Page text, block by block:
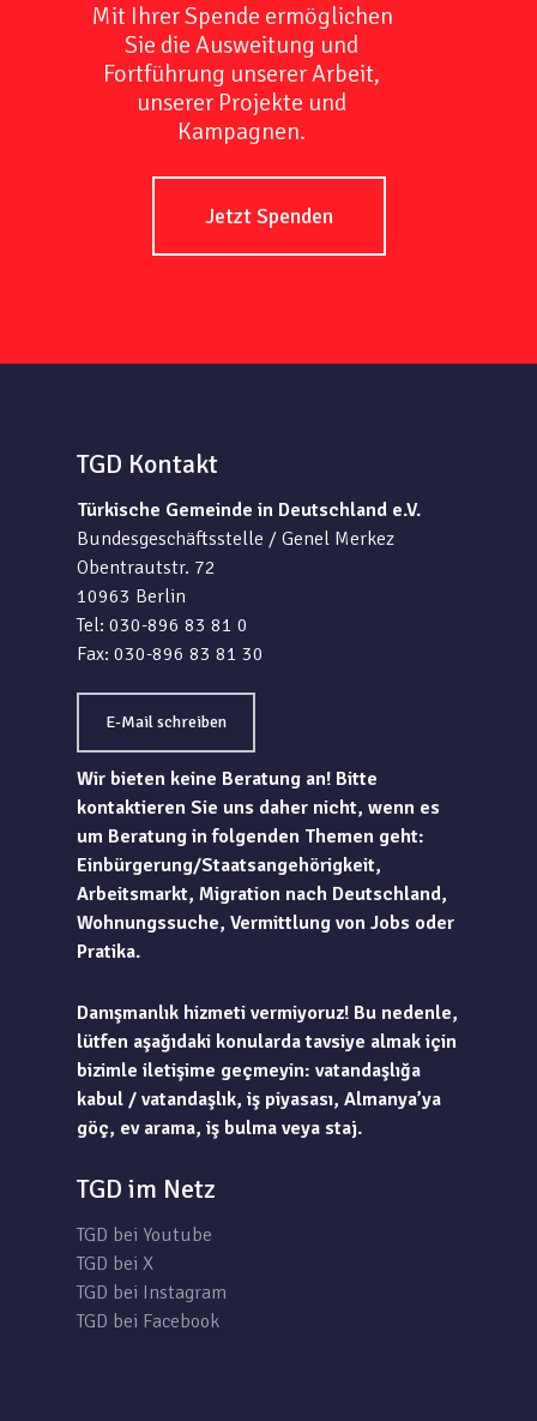
Mit Ihrer Spende ermöglichen
Sie die Ausweitung und
Fortführung unserer Arbeit,
unserer Projekte und
Kampagnen.
Jetzt Spenden
TGD Kontakt
Türkische Gemeinde in Deutschland e.V.
Bundesgeschäftsstelle / Genel Merkez
Obentrautstr. 72
10963 Berlin
Tel: 030-896 83 81 0
Fax: 030-896 83 81 30
E-Mail schreiben
Wir bieten keine Beratung an! Bitte
kontaktieren Sie uns daher nicht, wenn es
um Beratung in folgenden Themen geht:
Einbürgerung/Staatsangehörigkeit,
Arbeitsmarkt, Migration nach Deutschland,
Wohnungssuche, Vermittlung von Jobs oder
Pratika.
Danışmanlık hizmeti vermiyoruz! Bu nedenle,
lütfen aşağıdaki konularda tavsiye almak için
bizimle iletişime geçmeyin: vatandaşlığa
kabul / vatandaşlık, iş piyasası, Almanya’ya
göç, ev arama, iş bulma veya staj.
TGD im Netz
TGD bei Youtube
TGD bei X
TGD bei Instagram
TGD bei Facebook